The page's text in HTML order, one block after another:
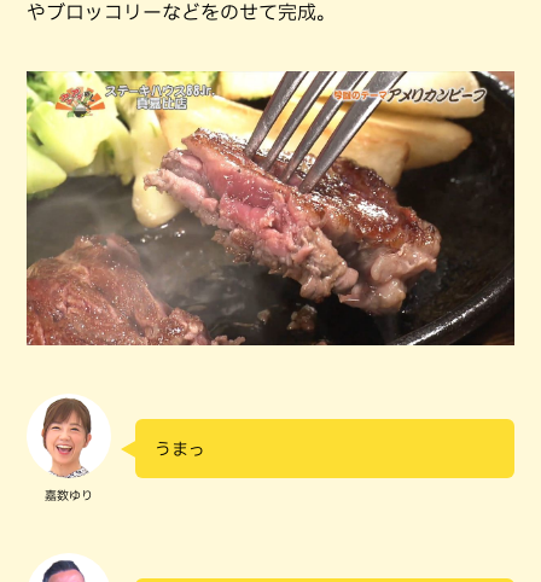
やブロッコリーなどをのせて完成。
嘉数ゆり
うまっ